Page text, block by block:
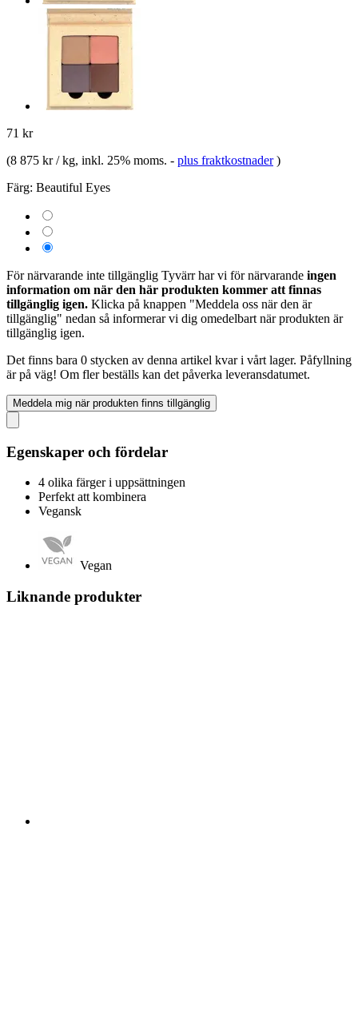
71 kr
(8 875 kr / kg, inkl. 25% moms. - plus fraktkostnader )
Färg: Beautiful Eyes
För närvarande inte tillgänglig Tyvärr har vi för närvarande ingen
information om när den här produkten kommer att finnas
tillgänglig igen. Klicka på knappen "Meddela oss när den är
tillgänglig" nedan så informerar vi dig omedelbart när produkten är
tillgänglig igen.
Det finns bara 0 stycken av denna artikel kvar i vårt lager. Påfyllning
är på väg! Om fler beställs kan det påverka leveransdatumet.
Meddela mig när produkten finns tillgänglig
Egenskaper och fördelar
4 olika färger i uppsättningen
Perfekt att kombinera
Vegansk
Vegan
Liknande produkter